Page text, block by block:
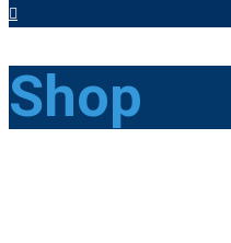
Shop